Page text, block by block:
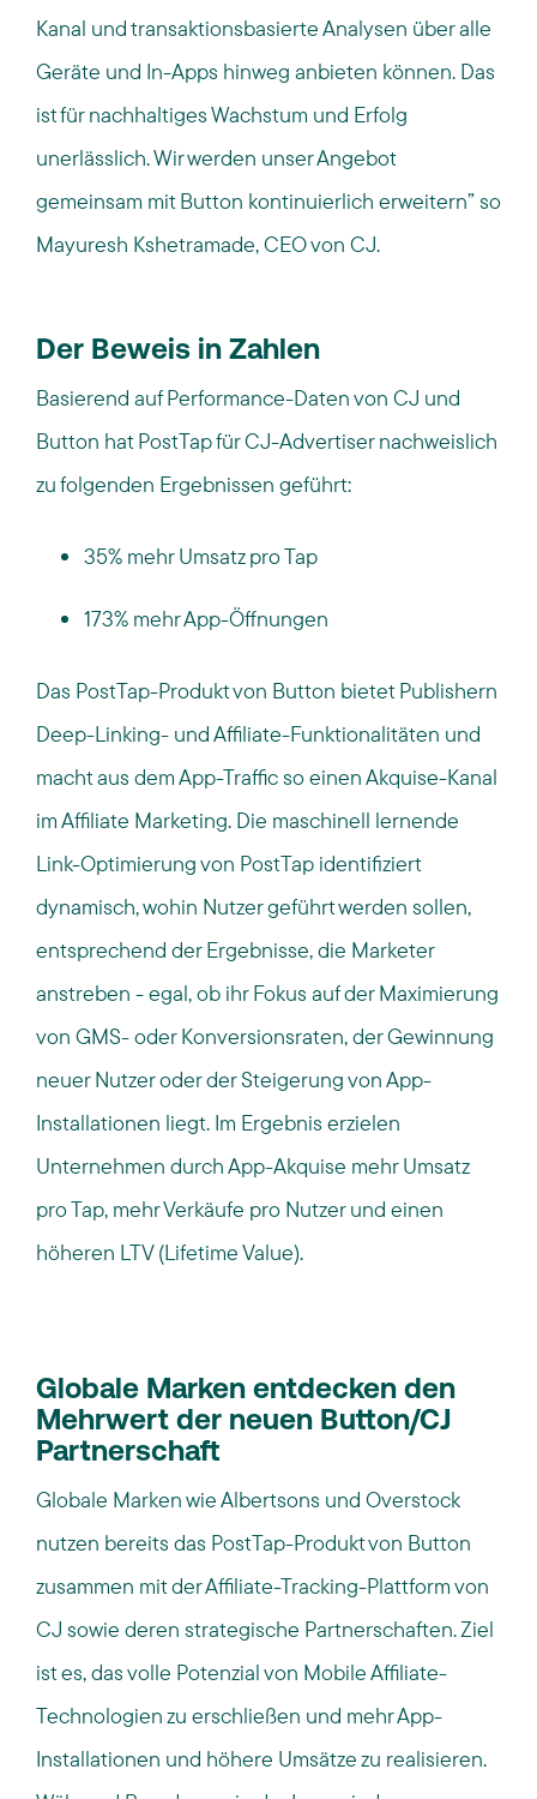
Kanal und transaktionsbasierte Analysen über alle
Geräte und In-Apps hinweg anbieten können. Das
istfür nachhaltiges Wachstum und Erfolg
unerlässlich.Wir werden unser Angebot
gemeinsam mit Button kontinuierlich erweitern” so
Mayuresh Kshetramade, CEO von CJ.
Der Beweis in Zahlen
Basierend aufPerformance-Datenvon CJ und
Button hatPostTapfür CJ-Advertisernachweislich
zufolgenden Ergebnissen geführt:
35% mehr Umsatzpro Tap
173% mehrApp-Öffnungen
Das PostTap-Produkt von Button bietetPublishern
Deep-Linking- und Affiliate-Funktionalitäten und
macht aus demApp-TrafficsoeinenAkquise-Kanal
im Affiliate Marketing. Die maschinell lernende
Link-Optimierung von PostTap identifiziert
dynamisch, wohin Nutzer geführtwerden sollen,
entsprechend derErgebnisse, die Marketer
anstreben - egal, ob ihr Fokus auf der Maximierung
von GMS- oder Konversionsraten, der Gewinnung
neuer Nutzer oder der Steigerung von App-
Installationen liegt. Im Ergebnis erzielen
Unternehmen durch App-Akquise mehr Umsatz
pro Tap, mehr Verkäufe pro Nutzer und einen
höheren LTV (Lifetime Value).
Globale Marken entdecken den
Mehrwert der neuen Button/CJ
Partnerschaft
Globale Marken wieAlbertsons und Overstock
nutzen bereits das PostTap-Produkt von Button
zusammen mit der Affiliate-Tracking-Plattform von
CJ sowie deren strategische Partnerschaften.Ziel
ist es,das volle Potenzialvon MobileAffiliate-
Technologienzu erschließen und mehrApp-
Installationen und höhere Umsätze zu realisieren.